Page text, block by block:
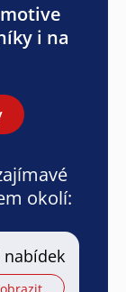
i na
okolí:
nabídek